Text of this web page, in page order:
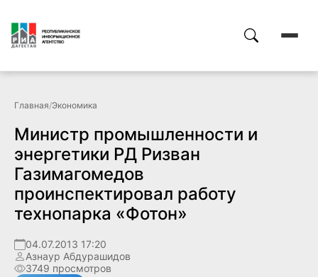
Главная/Экономика
Министр промышленности и
энергетики РД Ризван
Газимагомедов
проинспектировал работу
технопарка «Фотон»
04.07.2013 17:20
Азнаур Абдурашидов
3749 просмотров